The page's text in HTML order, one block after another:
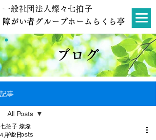
一般社団法人燦々七拍子
障がい者グループホームらくら亭
ブログ
記事
All Posts
All Posts
七拍子 燦燦
4月12日